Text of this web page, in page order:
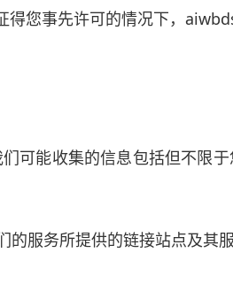
您事先许可的情况下，
可能收集的信息包括但不限
服务所提供的链接站点及其服